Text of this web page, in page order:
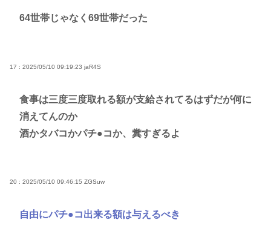
64世帯じゃなく69世帯だった
17 : 2025/05/10 09:19:23 jaR4S
食事は三度三度取れる額が支給されてるはずだが何に
消えてんのか
酒かタバコかパチ●コか、糞すぎるよ
20 : 2025/05/10 09:46:15 ZGSuw
自由にパチ●コ出来る額は与えるべき